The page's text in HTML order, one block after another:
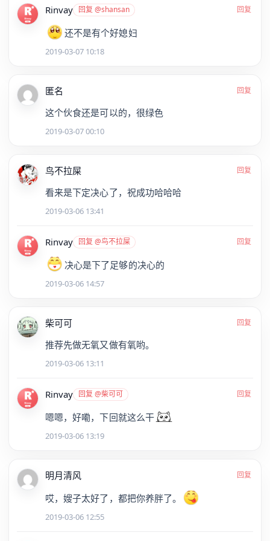
Rinvay 回复 @shansan 回复
还不是有个好媳妇
2019-03-07 10:18
匿名 回复
这个伙食还是可以的，很绿色
2019-03-07 00:10
鸟不拉屎 回复
看来是下定决心了，祝成功哈哈哈
2019-03-06 13:41
Rinvay 回复 @鸟不拉屎 回复
决心是下了足够的决心的
2019-03-06 14:57
柴可可 回复
推荐先做无氧又做有氧哟。
2019-03-06 13:11
Rinvay 回复 @柴可可 回复
嗯嗯，好嘞，下回就这么干
2019-03-06 13:19
明月清风 回复
哎，嫂子太好了，都把你养胖了。
2019-03-06 12:55